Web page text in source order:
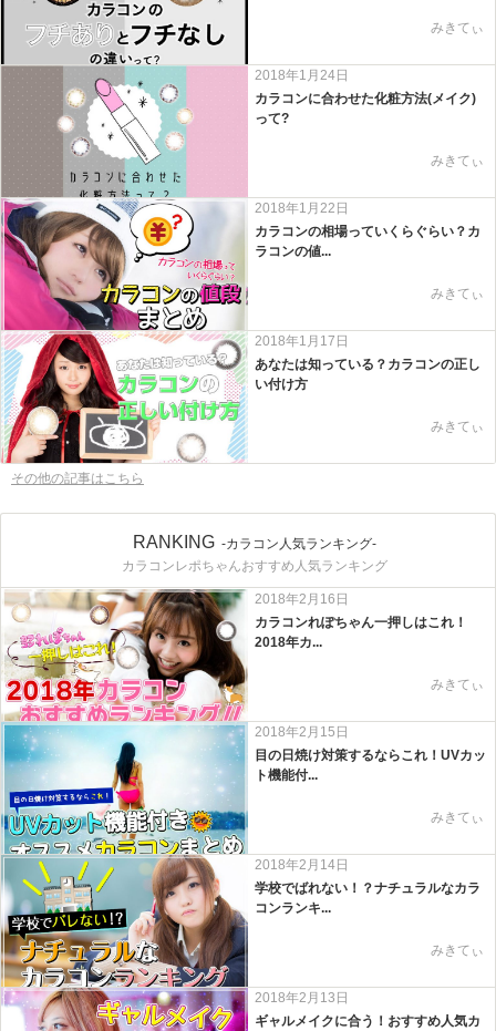
みきてぃ
2018年1月24日
カラコンに合わせた化粧方法(メイク)
って?
みきてぃ
2018年1月22日
カラコンの相場っていくらぐらい？カ
ラコンの値...
みきてぃ
2018年1月17日
あなたは知っている？カラコンの正し
い付け方
みきてぃ
その他の記事はこちら
RANKING -カラコン人気ランキング-
カラコンレポちゃんおすすめ人気ランキング
2018年2月16日
カラコンれぽちゃん一押しはこれ！
2018年カ...
みきてぃ
2018年2月15日
目の日焼け対策するならこれ！UVカッ
ト機能付...
みきてぃ
2018年2月14日
学校でばれない！？ナチュラルなカラ
コンランキ...
みきてぃ
2018年2月13日
ギャルメイクに合う！おすすめ人気カ